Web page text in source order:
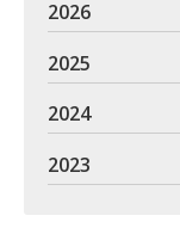
2026
2025
2024
2023